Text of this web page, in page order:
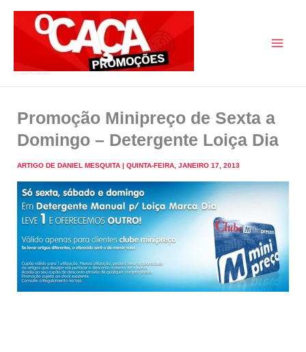
Promoção Minipreço de Sexta a
Domingo – Detergente Loiça Dia
ARTIGO DE DANIEL MESQUITA | QUINTA-FEIRA, JANEIRO 17, 2013